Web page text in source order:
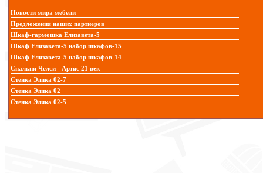
Новости мира мебели
Предложения наших партнеров
Шкаф-гармошка Елизавета-5
Шкаф Елизавета-5 набор шкафов-15
Шкаф Елизавета-5 набор шкафов-14
Спальня Челси - Артис 21 век
Стенка Элика 02-7
Стенка Элика 02
Стенка Элика 02-5